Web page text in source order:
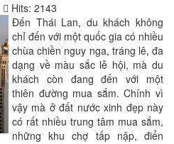
Hits: 2143
Đến Thái Lan, du khách không
chỉ đến với một quốc gia có nhiều
chùa chiền nguy nga, tráng lê, đa
dạng về màu sắc lễ hội, mà du
khách còn đang đến với một
thiên đường mua sắm. Chính vì
vậy mà ở đất nước xinh đẹp này
có rất nhiều trung tâm mua sắm,
những khu chợ tấp nập, điển